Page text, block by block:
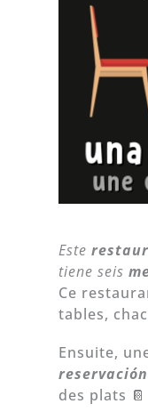
Este
tiene seis
Ce
tables,
Ensuite,
reservación
des plats